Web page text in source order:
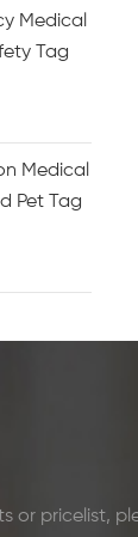
Medical
Tag
Medical
Pet Tag
Durable
or pricelist,